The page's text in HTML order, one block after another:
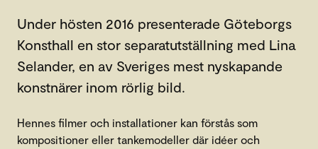
Under hösten 2016 presenterade Göteborgs
Konsthall en stor separatutställning med Lina
Selander, en av Sveriges mest nyskapande
konstnärer inom rörlig bild.
Hennes filmer och installationer kan förstås som
kompositioner eller tankemodeller där idéer och